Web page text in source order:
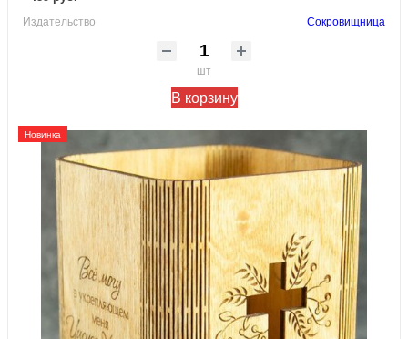
Издательство Сокровищница
шт
В корзину
Новинка